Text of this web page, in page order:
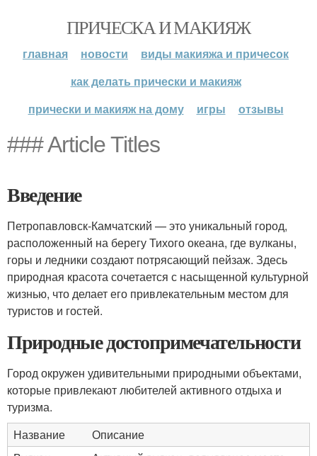
ПРИЧЕСКА И МАКИЯЖ
главная новости
виды макияжа и причесок
как делать прически и макияж
прически и макияж на дому
игры отзывы
### Article Titles
Введение
Петропавловск-Камчатский — это уникальный город,
расположенный на берегу Тихого океана, где вулканы,
горы и ледники создают потрясающий пейзаж. Здесь
природная красота сочетается с насыщенной культурной
жизнью, что делает его привлекательным местом для
туристов и гостей.
Природные достопримечательности
Город окружен удивительными природными объектами,
которые привлекают любителей активного отдыха и
туризма.
Название
Описание